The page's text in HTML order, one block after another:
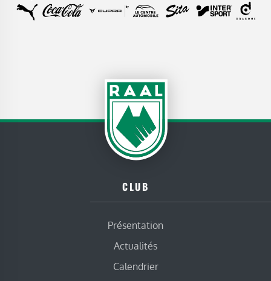
CLUB
Présentation
Actualités
Calendrier